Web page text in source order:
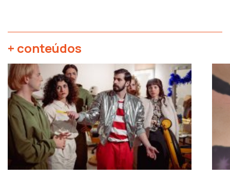
+ conteúdos